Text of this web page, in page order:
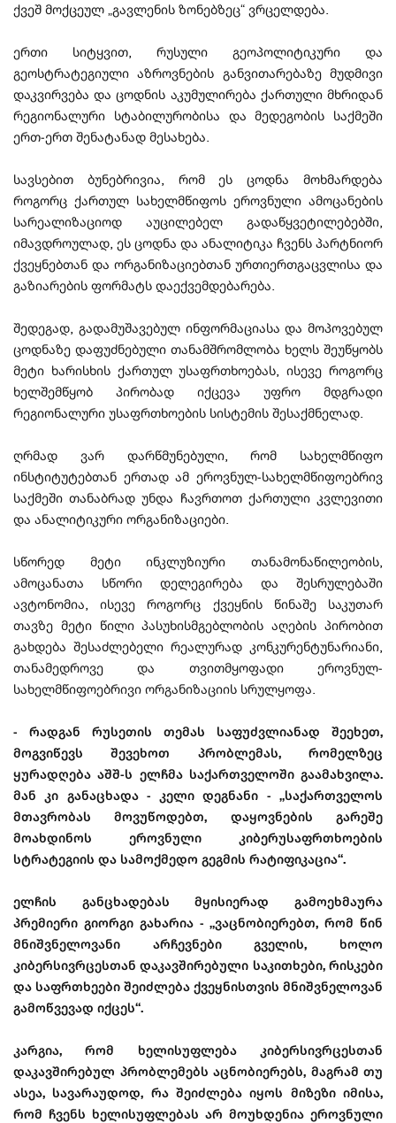
ქვეშ მოქცეულ „გავლენის ზონებზეც“ ვრცელდება.
ერთი სიტყვით, რუსული გეოპოლიტიკური და
გეოსტრატეგიული აზროვნების განვითარებაზე მუდმივი
დაკვირვება და ცოდნის აკუმულირება ქართული მხრიდან
რეგიონალური სტაბილურობისა და მედეგობის საქმეში
ერთ-ერთ შენატანად მესახება.
სავსებით ბუნებრივია, რომ ეს ცოდნა მოხმარდება
როგორც ქართულ სახელმწიფოს ეროვნული ამოცანების
სარეალიზაციოდ აუცილებელ გადაწყვეტილებებში,
იმავდროულად, ეს ცოდნა და ანალიტიკა ჩვენს პარტნიორ
ქვეყნებთან და ორგანიზაციებთან ურთიერთგაცვლისა და
გაზიარების ფორმატს დაექვემდებარება.
შედეგად, გადამუშავებულ ინფორმაციასა და მოპოვებულ
ცოდნაზე დაფუძნებული თანამშრომლობა ხელს შეუწყობს
მეტი ხარისხის ქართულ უსაფრთხოებას, ისევე როგორც
ხელშემწყობ პირობად იქცევა უფრო მდგრადი
რეგიონალური უსაფრთხოების სისტემის შესაქმნელად.
ღრმად ვარ დარწმუნებული, რომ სახელმწიფო
ინსტიტუტებთან ერთად ამ ეროვნულ-სახელმწიფოებრივ
საქმეში თანაბრად უნდა ჩავრთოთ ქართული კვლევითი
და ანალიტიკური ორგანიზაციები.
სწორედ მეტი ინკლუზიური თანამონაწილეობის,
ამოცანათა სწორი დელეგირება და შესრულებაში
ავტონომია, ისევე როგორც ქვეყნის წინაშე საკუთარ
თავზე მეტი წილი პასუხისმგებლობის აღების პირობით
გახდება შესაძლებელი რეალურად კონკურენტუნარიანი,
თანამედროვე და თვითმყოფადი ეროვნულ-
სახელმწიფოებრივი ორგანიზაციის სრულყოფა.
- რადგან რუსეთის თემას საფუძვლიანად შეეხეთ,
მოგვიწევს შევეხოთ პრობლემას, რომელზეც
ყურადღება აშშ-ს ელჩმა საქართველოში გაამახვილა.
მან კი განაცხადა - კელი დეგნანი - „საქართველოს
მთავრობას მოვუწოდებთ, დაყოვნების გარეშე
მოახდინოს ეროვნული კიბერუსაფრთხოების
სტრატეგიის და სამოქმედო გეგმის რატიფიკაცია“.
ელჩის განცხადებას მყისიერად გამოეხმაურა
პრემიერი გიორგი გახარია - „ვაცნობიერებთ, რომ წინ
მნიშვნელოვანი არჩევნები გველის, ხოლო
კიბერსივრცესთან დაკავშირებული საკითხები, რისკები
და საფრთხეები შეიძლება ქვეყნისთვის მნიშვნელოვან
გამოწვევად იქცეს“.
კარგია, რომ ხელისუფლება კიბერსივრცესთან
დაკავშირებულ პრობლემებს აცნობიერებს, მაგრამ თუ
ასეა, სავარაუდოდ, რა შეიძლება იყოს მიზეზი იმისა,
რომ ჩვენს ხელისუფლებას არ მოუხდენია ეროვნული